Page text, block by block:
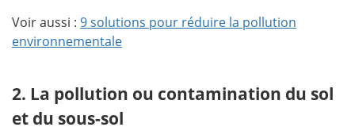
Voir aussi : 9 solutions pour réduire la pollution
environnementale
2. La pollution ou contamination du sol
et du sous-sol